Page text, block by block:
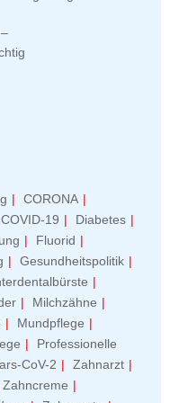
CORONA
COVID-19
Diabetes
Fluorid
Gesundheitspolitik
Milchzähne
Mundpflege
Professionelle
CoV-2
Zahnarzt
Zahncreme